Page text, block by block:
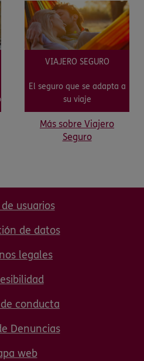
VIAJERO SEGURO
El seguro que se adapta a
su viaje
Más sobre Viajero
Seguro
usuarios
de datos
legales
conducta
Denuncias
web